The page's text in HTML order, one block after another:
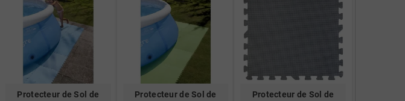
Protecteur de Sol de
Protecteur de Sol de
Protecteur de Sol de